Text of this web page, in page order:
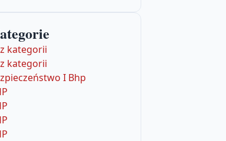
kategorii
kategorii
I Bhp